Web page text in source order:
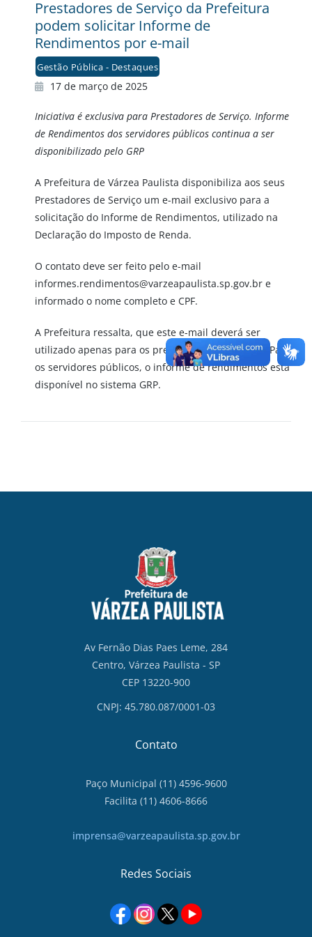
Prestadores de Serviço da Prefeitura
podem solicitar Informe de
Rendimentos por e-mail
Gestão Pública - Destaques
17 de março de 2025
Iniciativa é exclusiva para Prestadores de Serviço. Informe
de Rendimentos dos servidores públicos continua a ser
disponibilizado pelo GRP
A Prefeitura de Várzea Paulista disponibiliza aos seus
Prestadores de Serviço um e-mail exclusivo para a
solicitação do Informe de Rendimentos, utilizado na
Declaração do Imposto de Renda.
O contato deve ser feito pelo e-mail
informes.rendimentos@varzeapaulista.sp.gov.br e
informado o nome completo e CPF.
A Prefeitura ressalta, que este e-mail deverá ser
utilizado apenas para os prestadores de serviços. Para
os servidores públicos, o informe de rendimentos está
disponível no sistema GRP.
Av Fernão Dias Paes Leme, 284
Centro, Várzea Paulista - SP
CEP 13220-900
CNPJ: 45.780.087/0001-03
Contato
Paço Municipal (11) 4596-9600
Facilita (11) 4606-8666
imprensa@varzeapaulista.sp.gov.br
Redes Sociais